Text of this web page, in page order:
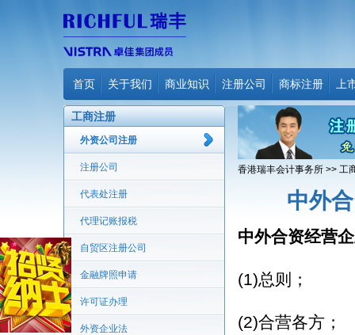
首页 关于我们 商业知识 注册公司 商标注册 上
工商注册
外资公司注册
注册公司
代表处注册
代理记账报税
自贸区注册公司
金融牌照申请
许可证办理
外资企业法
香港瑞丰会计事务所 >> 工
中外
中外合资经营
(1)总则；
(2)合营各方；